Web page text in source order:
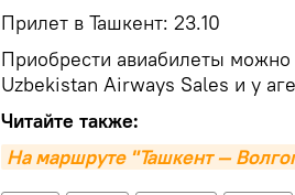
Прилет в Ташкент: 23.10
Приобрести авиабилеты
Uzbekistan Airways Sales и у
Читайте также:
На маршруте "Ташкент —